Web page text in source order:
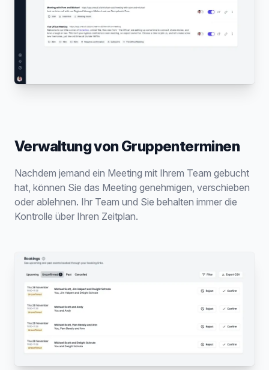
Verwaltung von Gruppenterminen
Nachdem jemand ein Meeting mit Ihrem Team gebucht
hat, können Sie das Meeting genehmigen, verschieben
oder ablehnen. Ihr Team und Sie behalten immer die
Kontrolle über Ihren Zeitplan.